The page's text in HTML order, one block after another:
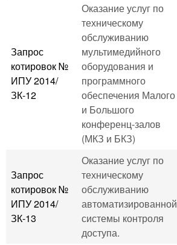
Запрос
котировок №
ИПУ 2014/
ЗК-12
Оказание услуг по
техническому
обслуживанию
мультимедийного
оборудования и
программного
обеспечения Малого
и Большого
конференц-залов
(МКЗ и БКЗ)
Запрос
котировок №
ИПУ 2014/
ЗК-13
Оказание услуг по
техническому
обслуживанию
автоматизированной
системы контроля
доступа.